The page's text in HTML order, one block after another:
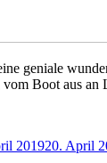
geniale
Boot aus an
201920. April